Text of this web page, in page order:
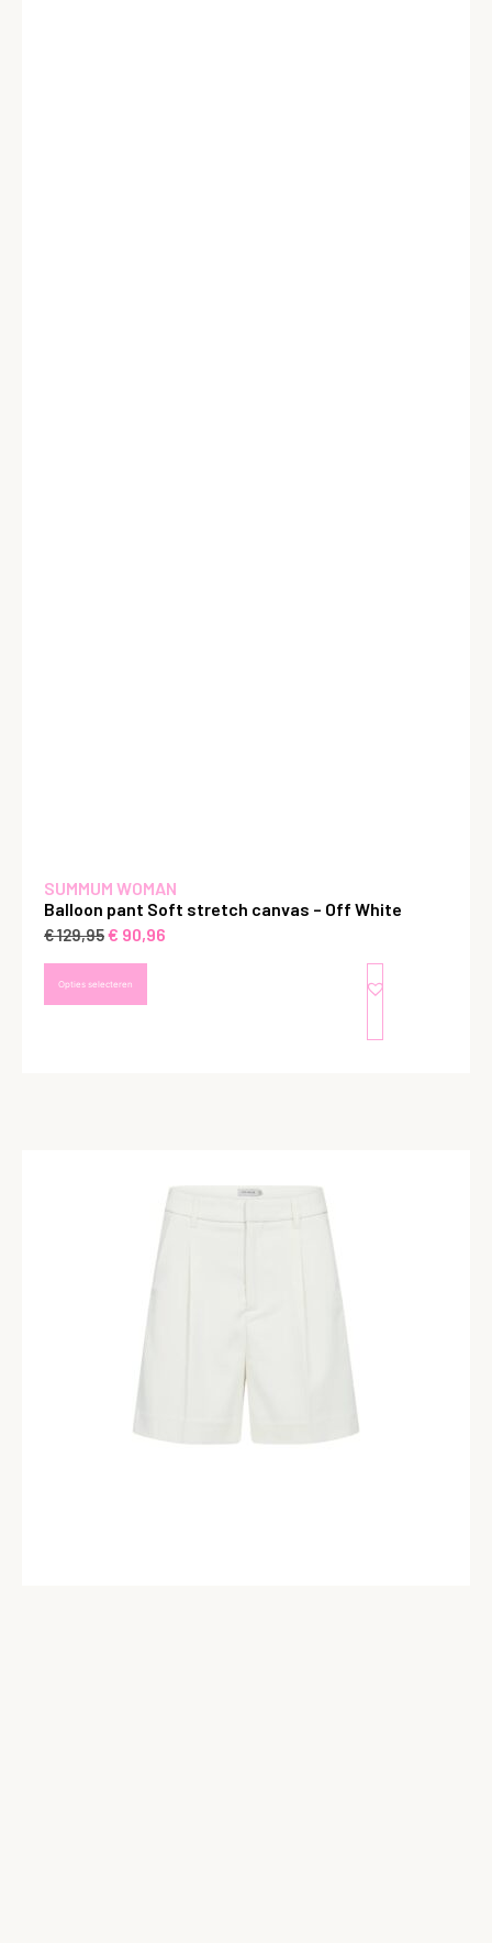
SUMMUM WOMAN
Balloon pant Soft stretch canvas – Off White
€129,95€ 90,96
Opties selecteren